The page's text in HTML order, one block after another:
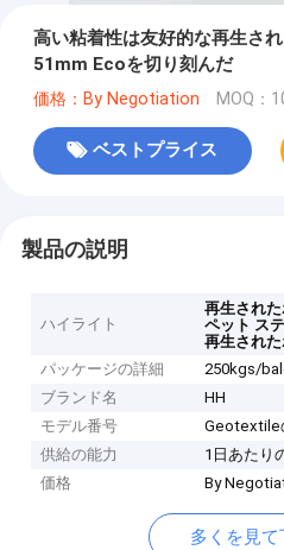
高い粘着性は友好的な再生さ
51mm Ecoを切り刻んだ
価格：By Negotiation MOQ：
ベストプライス
製品の説明
ハイライト
再生され
ペット ス
再生され
パッケージの詳細
250kgs/
ブランド名
HH
モデル番号
Geotextile
供給の能力
1日あたり
価格
By
多くを見て